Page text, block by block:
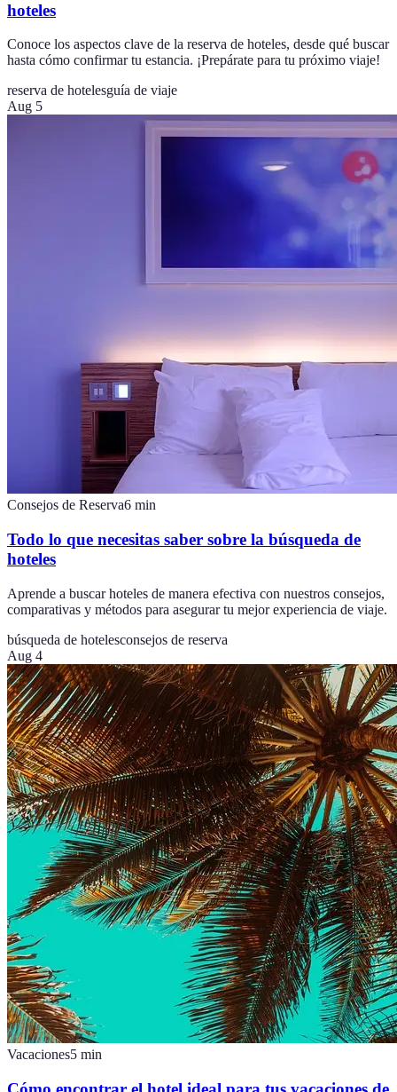
hoteles
Conoce los aspectos clave de la reserva de hoteles, desde qué buscar
hasta cómo confirmar tu estancia. ¡Prepárate para tu próximo viaje!
reserva de hotelesguía de viaje
Aug 5
Consejos de Reserva6 min
Todo lo que necesitas saber sobre la búsqueda de
hoteles
Aprende a buscar hoteles de manera efectiva con nuestros consejos,
comparativas y métodos para asegurar tu mejor experiencia de viaje.
búsqueda de hotelesconsejos de reserva
Aug 4
Vacaciones5 min